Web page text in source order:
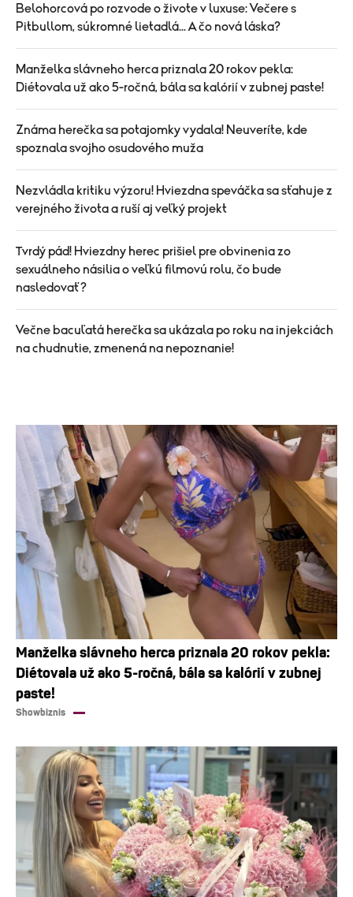
Belohorcová po rozvode o živote v luxuse: Večere s
Pitbullom, súkromné lietadlá... A čo nová láska?
Manželka slávneho herca priznala 20 rokov pekla:
Diétovala už ako 5-ročná, bála sa kalórií v zubnej paste!
Známa herečka sa potajomky vydala! Neuveríte, kde
spoznala svojho osudového muža
Nezvládla kritiku výzoru! Hviezdna speváčka sa sťahuje z
verejného života a ruší aj veľký projekt
Tvrdý pád! Hviezdny herec prišiel pre obvinenia zo
sexuálneho násilia o veľkú filmovú rolu, čo bude
nasledovať?
Večne bacuľatá herečka sa ukázala po roku na injekciách
na chudnutie, zmenená na nepoznanie!
Manželka slávneho herca priznala 20 rokov pekla:
Diétovala už ako 5-ročná, bála sa kalórií v zubnej
paste!
Showbiznis